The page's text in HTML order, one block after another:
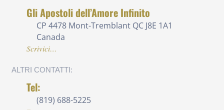
Gli Apostoli dell’Amore Infinito
CP 4478 Mont-Tremblant QC J8E 1A1
Canada
Scrivici…
ALTRI CONTATTI:
Tel:
(819) 688-5225 ‍